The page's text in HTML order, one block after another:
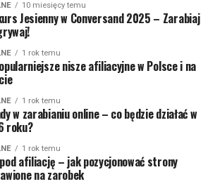
10 miesięcy temu
Jesienny w Conversand 2025 – Zarabiaj
1 rok temu
nisze afiliacyjne w Polsce i na
1 rok temu
w zarabianiu online – co będzie działać w
roku?
1 rok temu
pod afiliację – jak pozycjonować strony
na zarobek